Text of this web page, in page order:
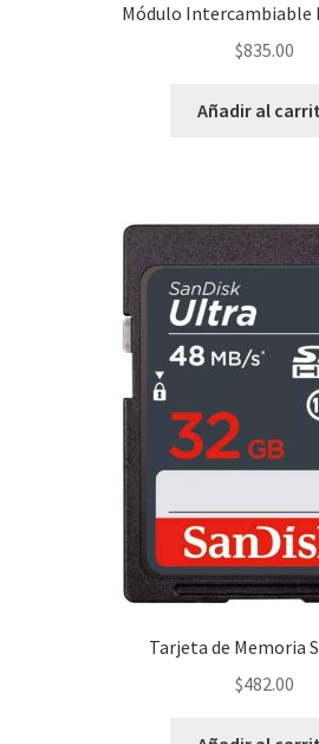
Módulo Intercambiable
$835.00
Añadir al
Tarjeta de Memoria
$482.00